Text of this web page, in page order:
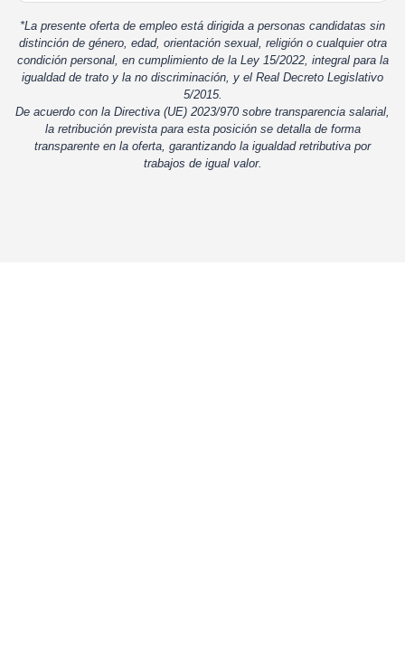
*La presente oferta de empleo está dirigida a personas candidatas sin
distinción de género, edad, orientación sexual, religión o cualquier otra
condición personal, en cumplimiento de la Ley 15/2022, integral para la
igualdad de trato y la no discriminación, y el Real Decreto Legislativo
5/2015.
De acuerdo con la Directiva (UE) 2023/970 sobre transparencia salarial,
la retribución prevista para esta posición se detalla de forma
transparente en la oferta, garantizando la igualdad retributiva por
trabajos de igual valor.